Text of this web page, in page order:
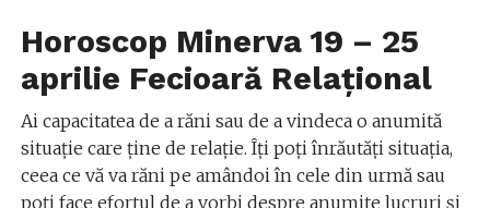
Horoscop Minerva 19 – 25
aprilie Fecioară Relațional
Ai capacitatea de a răni sau de a vindeca o anumită
situație care ține de relație. Îți poți înrăutăți situația,
ceea ce vă va răni pe amândoi în cele din urmă sau
poți face efortul de a vorbi despre anumite lucruri și